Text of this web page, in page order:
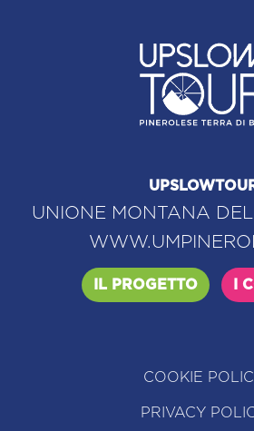
UNIONE MONTANA
IL PROGETTO I
COOKIE
PRIVACY